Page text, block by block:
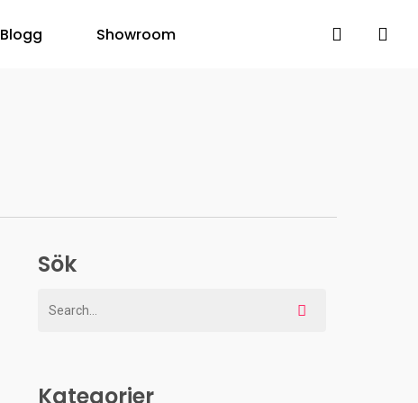
Blogg Showroom search
Sök
Kategorier